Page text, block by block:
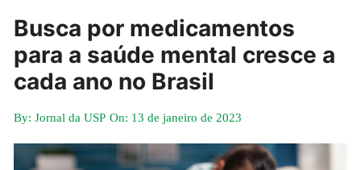
Busca por medicamentos
para a saúde mental cresce a
cada ano no Brasil
By: Jornal da USP On: 13 de janeiro de 2023